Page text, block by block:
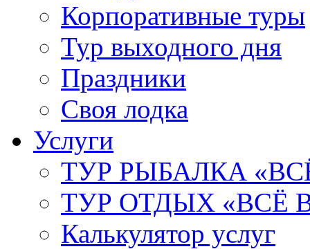
Корпоративные туры
Тур выходного дня
Праздники
Своя лодка
Услуги
ТУР РЫБАЛКА
ТУР ОТДЫХ «ВСЁ
Калькулятор услуг